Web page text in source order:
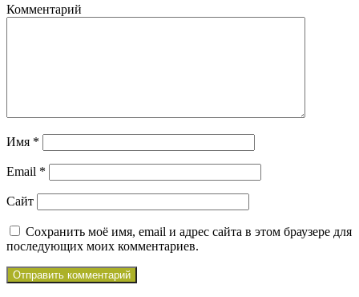
Комментарий
Имя *
Email *
Сайт
Сохранить моё имя, email и адрес сайта в этом браузере для
последующих моих комментариев.